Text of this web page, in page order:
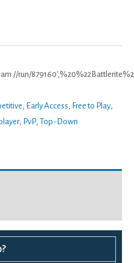
run/
Early Access Free to Play
, PvP Top-Down